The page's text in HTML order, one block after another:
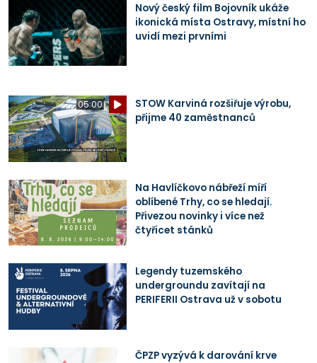
Nový český film Bojovník ukáže
ikonická místa Ostravy, místní ho
uvidí mezi prvními
05:00
STOW Karviná rozšiřuje výrobu,
přijme 40 zaměstnanců
Na Havlíčkovo nábřeží míří
oblíbené Trhy, co se hledají.
Přivezou novinky i více než
čtyřicet stánků
Legendy tuzemského
undergroundu zavítají na
PERIFERII Ostrava už v sobotu
ČPZP vyzývá k darování krve